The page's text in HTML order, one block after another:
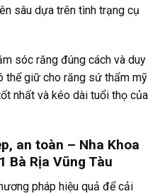
sâu dựa trên tình trạng cụ
sóc răng đúng cách và duy
thể giữ cho răng sứ thẩm mỹ
nhất và kéo dài tuổi thọ của
an toàn – Nha Khoa
Bà Rịa Vũng Tàu
pháp hiệu quả để cải